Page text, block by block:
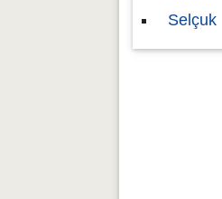
Selçuk